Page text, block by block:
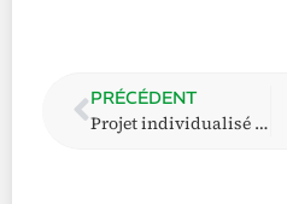
PRÉCÉDENT
Projet individualisé d’intégration sociale